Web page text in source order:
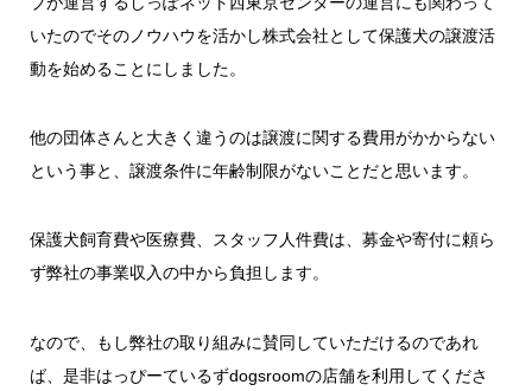
いたのでそのノウハウを活かし株式会社として保護犬の譲渡活
動を始めることにしました。
他の団体さんと大きく違うのは譲渡に関する費用がかからない
という事と、譲渡条件に年齢制限がないことだと思います。
保護犬飼育費や医療費、スタッフ人件費は、募金や寄付に頼ら
ず弊社の事業収入の中から負担します。
なので、もし弊社の取り組みに賛同していただけるのであれ
ば、是非はっぴーているずdogsroomの店舗を利用してくださ